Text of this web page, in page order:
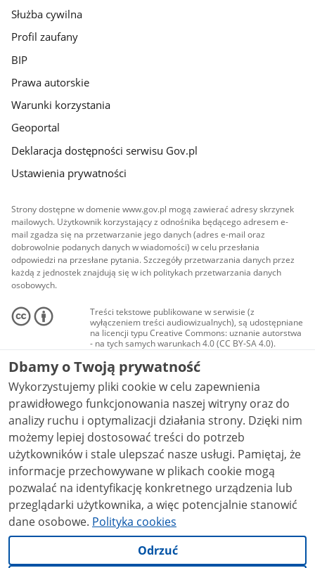
Służba cywilna
Profil zaufany
BIP
Prawa autorskie
Warunki korzystania
Geoportal
Deklaracja dostępności serwisu Gov.pl
Ustawienia prywatności
Strony dostępne w domenie www.gov.pl mogą zawierać adresy skrzynek
mailowych. Użytkownik korzystający z odnośnika będącego adresem e-
mail zgadza się na przetwarzanie jego danych (adres e-mail oraz
dobrowolnie podanych danych w wiadomości) w celu przesłania
odpowiedzi na przesłane pytania. Szczegóły przetwarzania danych przez
każdą z jednostek znajdują się w ich politykach przetwarzania danych
osobowych.
Treści tekstowe publikowane w serwisie (z
wyłączeniem treści audiowizualnych), są udostępniane
na licencji typu Creative Commons: uznanie autorstwa
- na tych samych warunkach 4.0 (CC BY-SA 4.0).
Materiały audiowizualne, w tym zdjęcia, materiały
audio i wideo, są udostępniane na licencji typu
Creative Commons: uznanie autorstwa użycie
niekomercyjne - bez utworów zależnych 4.0 (CC BY-
NC-ND 4.0), o ile nie jest to stwierdzone inaczej.
Dbamy o Twoją prywatność
Wykorzystujemy pliki cookie w celu zapewnienia
prawidłowego funkcjonowania naszej witryny oraz do
analizy ruchu i optymalizacji działania strony. Dzięki nim
możemy lepiej dostosować treści do potrzeb
użytkowników i stale ulepszać nasze usługi. Pamiętaj, że
informacje przechowywane w plikach cookie mogą
pozwalać na identyfikację konkretnego urządzenia lub
przeglądarki użytkownika, a więc potencjalnie stanowić
dane osobowe. Polityka cookies
Odrzuć